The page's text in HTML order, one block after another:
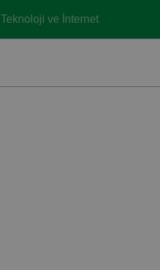
Teknoloji ve İnternet